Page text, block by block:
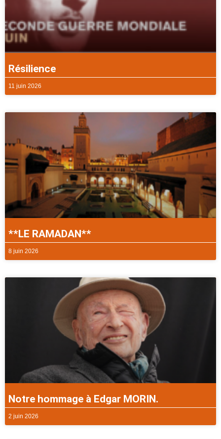
Résilience
11 juin 2026
**LE RAMADAN**
8 juin 2026
Notre hommage à Edgar MORIN.
2 juin 2026